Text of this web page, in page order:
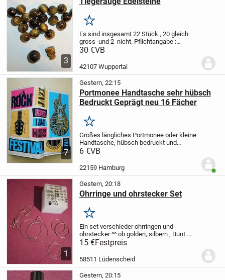
3
Merken
Es sind insgesamt 22 Stück , 20 gleich
gross und 2 nicht. Pflichtangabe :
Privatverkauf ohne Garantie und
30 €VB
42107 Wuppertal
7
Gestern, 22:15
Portmonee Handtasche sehr hübsch
Bedruckt Geprägt neu 16 Fächer
Merken
Großes längliches Portmonee oder kleine
Handtasche, hübsch bedruckt und
geprägt, neu.
Karten Taschen, und ein doppeltes
6 €VB
22159 Hamburg
1
Gestern, 20:18
Ohrringe und ohrstecker Set
Merken
Ein set verschieder ohrringen und
ohrstecker ^^ob golden, silbern , Bunt .
Alles Modeschmuck.
selbst gebastelt, manches nie benutzt,
manches Geschenkt bekommen.
15 €Festpreis
58511 Lüdenscheid
Gestern, 20:15